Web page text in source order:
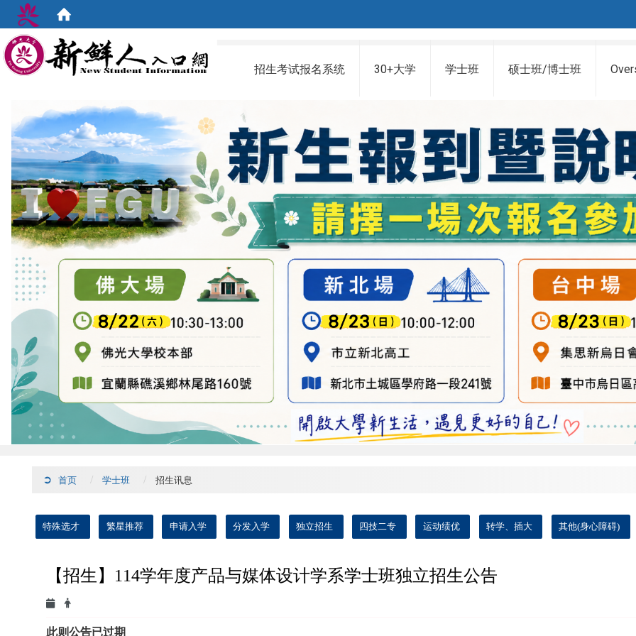
:::
招生考试报名系统
30+大学 学士班 硕士班/博士班
首页 学士班 招生讯息
特殊选才 繁星推荐 申请入学 分发入学 独立招生 四技二专 运动绩优 转学、插大 其他(身心障碍)
【招生】114学年度产品与媒体设计学系学士班独立招生公告
此则公告已过期